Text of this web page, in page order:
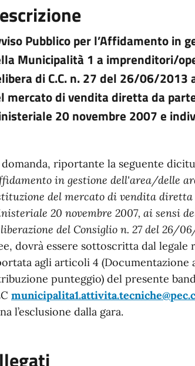
Pubblico per l’Affidamento in
Municipalità 1 a imprenditori/
di C.C. n. 27 del 26/06/2013
mercato di vendita diretta da
20 novembre 2007 e
domanda, riportante la seguente
in gestione dell'area/delle
del mercato di vendita
20 novembre 2007, ai sensi
del Consiglio n. 27 del 26/
dovrà essere sottoscritta dal
agli articoli 4 (Documentazione
punteggio) del presente
l’esclusione dalla gara.